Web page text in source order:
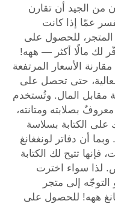
من الجيد أن تقارن
عمّا إذا كانت
المتجر، للحصول على
لك مالًا أكثر — ههه!
الأسعار المرتفعة
حتى تحصل على
مقابل المال. وتُستخدم
بصلابته ومتانته،
على الكتابة بسلاسة
أن دفاتر لونغغانغ
فإنها تتيح لك الكتابة
لذا سواء اخترت
التوجّه إلى متجر
ههه! للحصول على